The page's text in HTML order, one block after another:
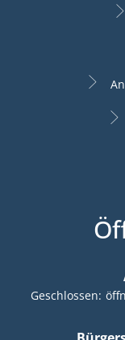
Klicken, um
Geschlossen: